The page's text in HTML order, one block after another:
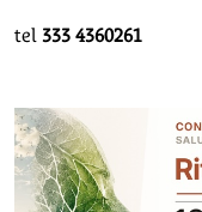
tel 333 4360261